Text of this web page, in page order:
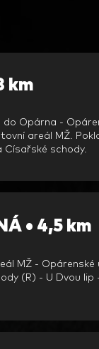
km
do Opárna -
areál
MŽ.
Císařské schody.
• 4,5 km
MŽ - Opárenské
(R) - U Dvou